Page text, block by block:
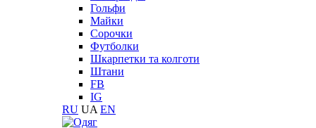
Гольфи
Майки
Сорочки
Футболки
Шкарпетки та колготи
Штани
FB
IG
RU UA EN